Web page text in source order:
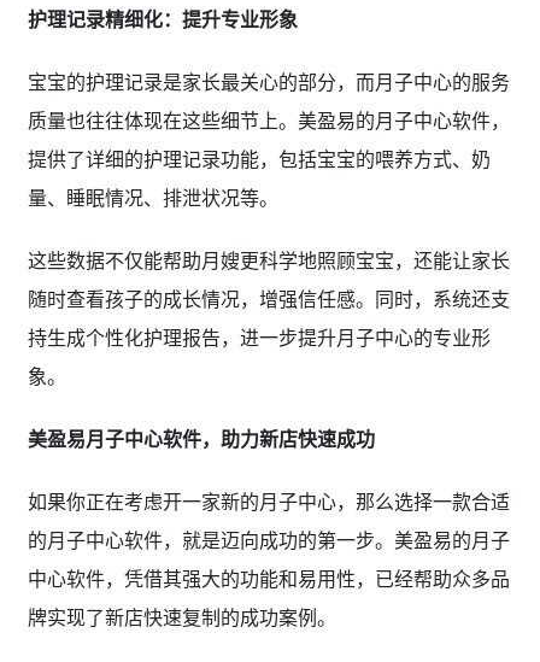
护理记录精细化：提升专业形象
宝宝的护理记录是家长最关心的部分，而月子中心的服务
质量也往往体现在这些细节上。美盈易的月子中心软件，
提供了详细的护理记录功能，包括宝宝的喂养方式、奶
量、睡眠情况、排泄状况等。
这些数据不仅能帮助月嫂更科学地照顾宝宝，还能让家长
随时查看孩子的成长情况，增强信任感。同时，系统还支
持生成个性化护理报告，进一步提升月子中心的专业形
象。
美盈易月子中心软件，助力新店快速成功
如果你正在考虑开一家新的月子中心，那么选择一款合适
的月子中心软件，就是迈向成功的第一步。美盈易的月子
中心软件，凭借其强大的功能和易用性，已经帮助众多品
牌实现了新店快速复制的成功案例。